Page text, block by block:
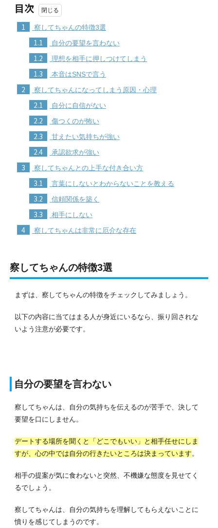
目次
1 察してちゃんの特徴3選
1.1 自分の要望を言わない
1.2 理想を相手に押しつけてしまう
1.3 本音はSNSで言う
2 察してちゃんになってしまう原因・心理
2.1 自分に自信がない
2.2 傷つくのが怖い
2.3 甘えたい気持ちが強い
2.4 承認欲求が強い
3 察してちゃんとの上手な付き合い方
3.1 言葉にしないとわからないことを教える
3.2 信頼関係を築く
3.3 相手にしない
4 察してちゃんは非常に厄介な存在
察してちゃんの特徴3選
まずは、察してちゃんの特徴をチェックしてみましょう。
以下の内容に当てはまる人が身近にいるなら、振り回されな
いよう注意が必要です。
自分の要望を言わない
察してちゃんは、自分の気持ちを伝えるのが苦手で、決して
要望を口にしません。
デートする場所を聞くと「どこでもいい」と相手任せにしま
すが、心の中では自分の行きたいところは決まっています。
相手の提案が気に食わないと突然、不機嫌な態度を見せてく
るでしょう。
察してちゃんは、自分の気持ちを理解してもらえないことに
憤りを感じてしまうのです。